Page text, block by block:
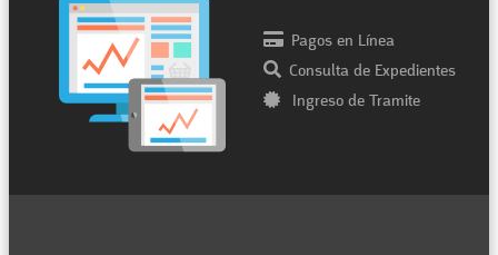
Pagos en Línea
Consulta de Expedientes
Ingreso de Tramite